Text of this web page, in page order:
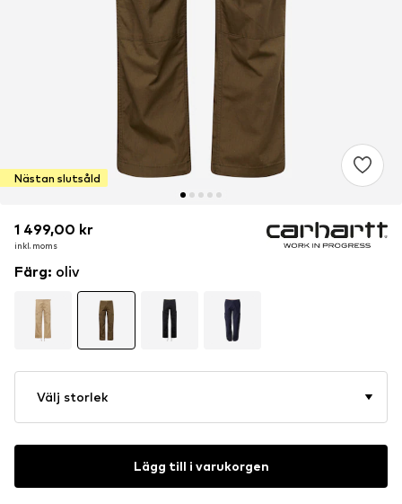
Nästan slutsåld
1 499,00 kr
inkl. moms
1 499,00 kr
inkl. moms
Färg: oliv
Välj storlek
Lägg till i varukorgen